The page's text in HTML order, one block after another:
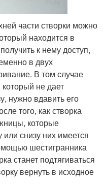
части створки можно
находится в
к нему доступ,
в двух
В том случае
который не дает
нужно вдавить его
того, как створка
которые
снизу них имеется
шестигранника
станет подтягиваться
вернуть в исходное